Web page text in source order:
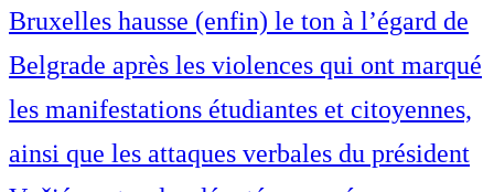
Bruxelles hausse (enfin) le ton à l’égard de
Belgrade après les violences qui ont marqué
les manifestations étudiantes et citoyennes,
ainsi que les attaques verbales du président